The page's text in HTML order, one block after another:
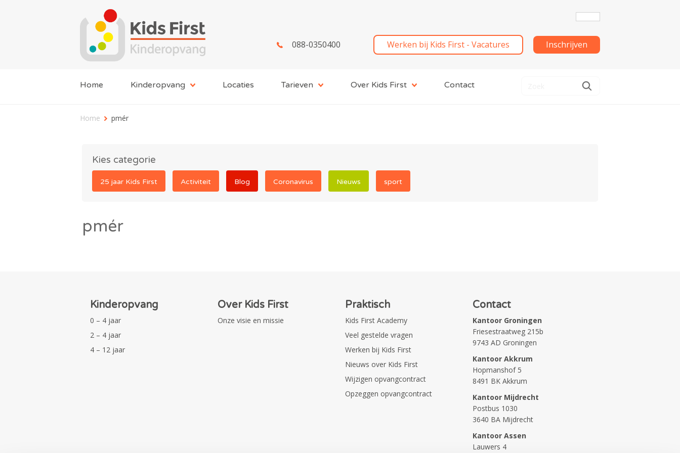
088-0350400 Werken bij Kids First - Vacatures Inschrijven
Home Kinderopvang Locaties Tarieven Over Kids First Contact
Home pmér
Kies categorie
25 jaar Kids First Activiteit Blog Coronavirus Nieuws sport
pmér
Kinderopvang
0 – 4 jaar
2 – 4 jaar
4 – 12 jaar
Over Kids First
Onze visie en missie
Praktisch
Kids First Academy
Veel gestelde vragen
Werken bij Kids First
Nieuws over Kids First
Wijzigen opvangcontract
Opzeggen opvangcontract
Contact
Kantoor Groningen
Friesestraatweg 215b
9743 AD Groningen
Kantoor Akkrum
Hopmanshof 5
8491 BK Akkrum
Kantoor Mijdrecht
Postbus 1030
3640 BA Mijdrecht
Kantoor Assen
Lauwers 4